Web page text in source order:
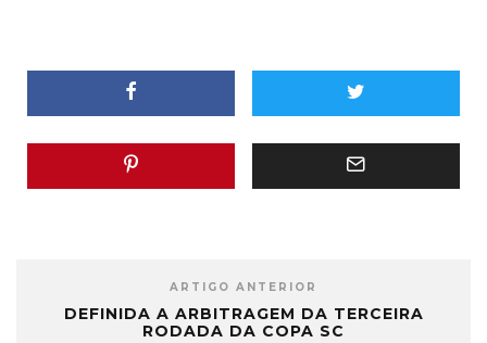
ARTIGO ANTERIOR
DEFINIDA A ARBITRAGEM DA TERCEIRA
RODADA DA COPA SC